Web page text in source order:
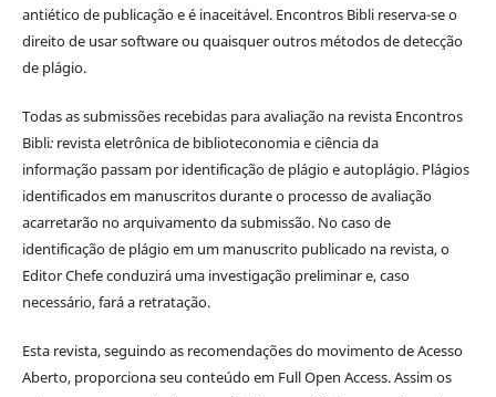
antiético de publicação e é inaceitável. Encontros Bibli reserva-se o
direito de usar software ou quaisquer outros métodos de detecção
de plágio.
Todas as submissões recebidas para avaliação na revista Encontros
Bibli: revista eletrônica de biblioteconomia e ciência da
informaçãopassam por identificação de plágio e autoplágio. Plágios
identificados em manuscritos durante o processo de avaliação
acarretarão no arquivamento da submissão. No caso de
identificação de plágio em um manuscrito publicado na revista, o
Editor Chefe conduzirá uma investigação preliminar e, caso
necessário, fará a retratação.
Esta revista, seguindo as recomendações do movimento de Acesso
Aberto, proporciona seu conteúdo em Full Open Access. Assim os